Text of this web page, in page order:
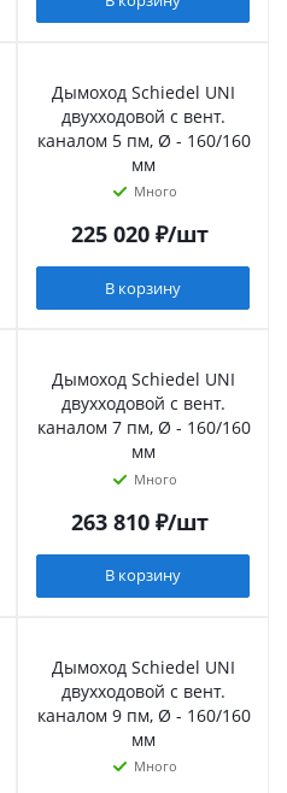
Дымоход Schiedel UNI
двухходовой с вент.
каналом 5 пм, Ø - 160/160
мм
Много
225 020₽/шт
В корзину
Дымоход Schiedel UNI
двухходовой с вент.
каналом 7 пм, Ø - 160/160
мм
Много
263 810₽/шт
В корзину
Дымоход Schiedel UNI
двухходовой с вент.
каналом 9 пм, Ø - 160/160
мм
Много